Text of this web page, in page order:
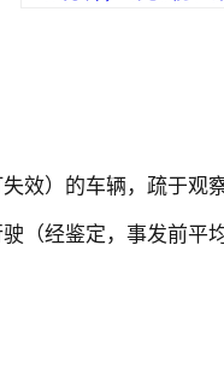
效）的车辆，疏于观
（经鉴定，事发前